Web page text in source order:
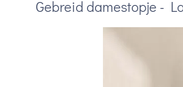
Gebreid damestopje -